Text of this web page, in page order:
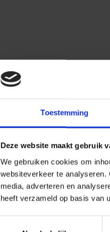
Toestemming
Deze website maakt gebruik
We gebruiken cookies om
websiteverkeer te analyseren.
media, adverteren en
heeft verzameld op basis van